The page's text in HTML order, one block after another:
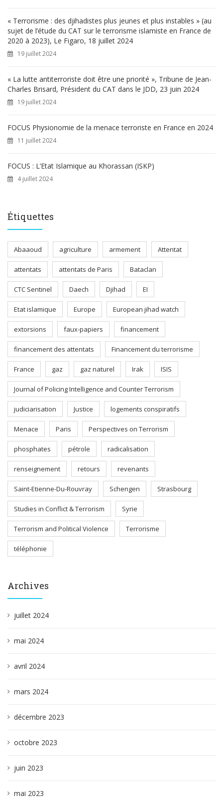
« Terrorisme : des djihadistes plus jeunes et plus instables » (au
sujet de l’étude du CAT sur le terrorisme islamiste en France de
2020 à 2023), Le Figaro, 18 juillet 2024
19 juillet 2024
« La lutte antiterroriste doit être une priorité », Tribune de Jean-
Charles Brisard, Président du CAT dans le JDD, 23 juin 2024
19 juillet 2024
FOCUS Physionomie de la menace terroriste en France en 2024
11 juillet 2024
FOCUS : L’Etat Islamique au Khorassan (ISKP)
4 juillet 2024
Étiquettes
Abaaoud agriculture armement Attentat
attentats attentats de Paris Bataclan
CTC Sentinel Daech Djihad EI
Etat islamique Europe European jihad watch
extorsions faux-papiers financement
financement des attentats Financement du terrorisme
France gaz gaz naturel Irak ISIS
Journal of Policing Intelligence and Counter Terrorism
judiciarisation Justice logements conspiratifs
Menace Paris Perspectives on Terrorism
phosphates pétrole radicalisation
renseignement retours revenants
Saint-Etienne-Du-Rouvray Schengen Strasbourg
Studies in Conflict & Terrorism Syrie
Terrorism and Political Violence Terrorisme
téléphonie
Archives
juillet 2024
mai 2024
avril 2024
mars 2024
décembre 2023
octobre 2023
juin 2023
mai 2023